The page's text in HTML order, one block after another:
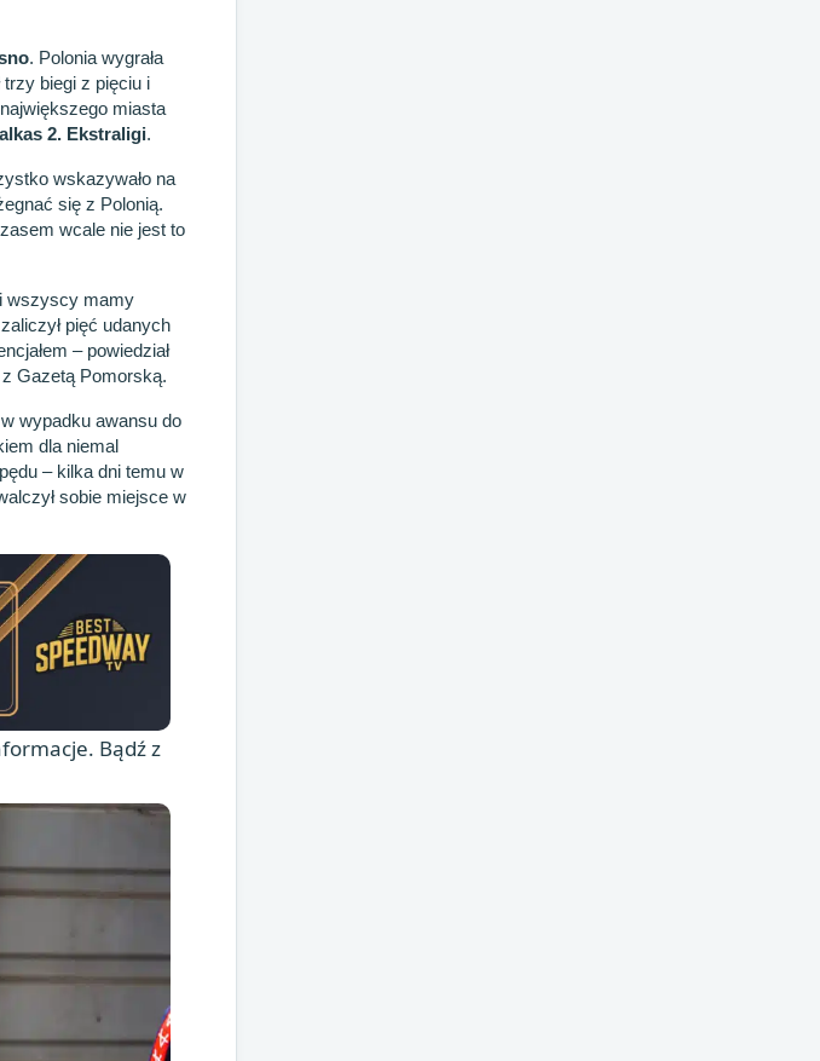
. Polonia wygrała
trzy biegi z pięciu i
miasta
2. Ekstraligi.
wskazywało na
się z Polonią.
wcale nie jest to
wszyscy mamy
pięć udanych
– powiedział
Gazetą Pomorską.
wypadku awansu do
dla niemal
– kilka dni temu w
sobie miejsce w
Bądź z